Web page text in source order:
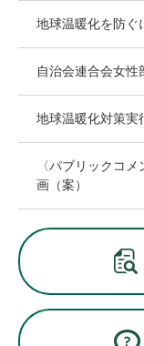
地球温暖化を防ぐ
自治会連合会女性
地球温暖化対策実
〈パブリックコ
画（案）